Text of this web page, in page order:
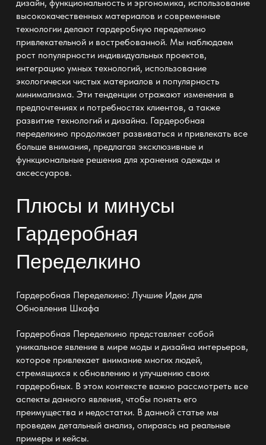
дизайн, функциональность и эргономика, использование
высококачественных материалов и современные
технологии делают гардеробную переделкино
привлекательной и востребованной. Мы наблюдаем
рост популярности индивидуальных проектов,
интеграцию умных технологий, использование
экологически чистых материалов и популярность
минимализма. Эти тенденции отражают изменения в
предпочтениях и потребностях клиентов, а также
развитие технологий и дизайна. Гардеробная
переделкино продолжает развиваться и привлекать все
больше внимания, предлагая эксклюзивные и
функциональные решения для хранения одежды и
аксессуаров.
Плюсы и минусы
Гардеробная
Переделкино
Гардеробная Переделкино: Лучшие Идеи для
Обновления Шкафа
Гардеробная Переделкино представляет собой
уникальное явление в мире моды и дизайна интерьеров,
которое привлекает внимание многих людей,
стремящихся к обновлению и улучшению своих
гардеробных. В этом контексте важно рассмотреть все
аспекты данного явления, чтобы понять его
преимущества и недостатки. В данной статье мы
проведем детальный анализ, опираясь на реальные
примеры и кейсы.